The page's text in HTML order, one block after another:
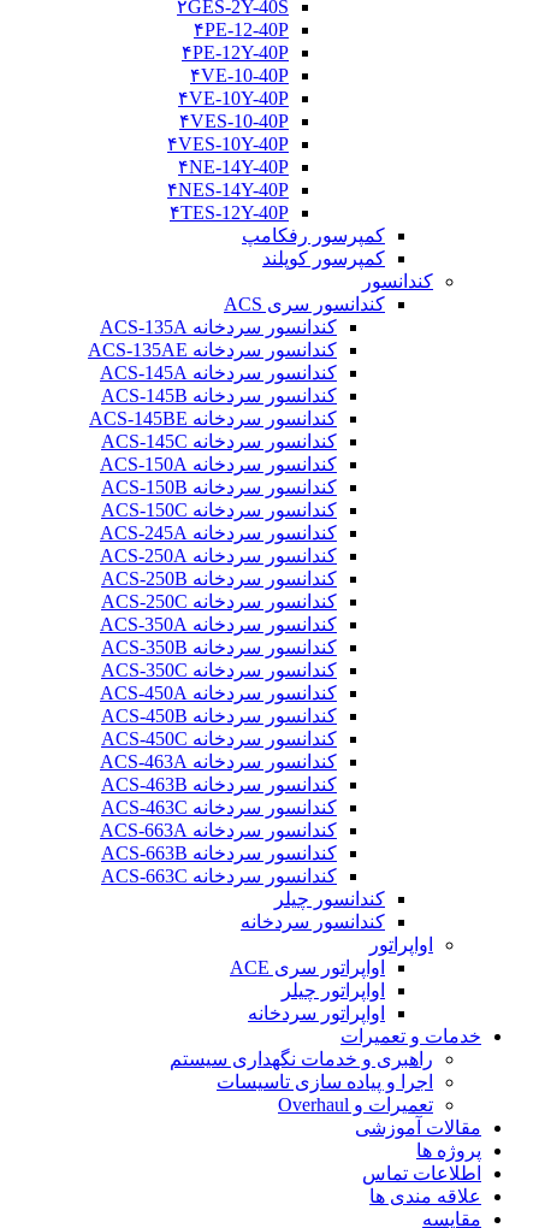
۲GES-2Y-40S
۴PE-12-40P
۴PE-12Y-40P
۴VE-10-40P
۴VE-10Y-40P
۴VES-10-40P
۴VES-10Y-40P
۴NE-14Y-40P
۴NES-14Y-40P
۴TES-12Y-40P
کمپرسور رفکامپ
کمپرسور کوپلند
کندانسور
کندانسور سری ACS
کندانسور سردخانه ACS-135A
کندانسور سردخانه ACS-135AE
کندانسور سردخانه ACS-145A
کندانسور سردخانه ACS-145B
کندانسور سردخانه ACS-145BE
کندانسور سردخانه ACS-145C
کندانسور سردخانه ACS-150A
کندانسور سردخانه ACS-150B
کندانسور سردخانه ACS-150C
کندانسور سردخانه ACS-245A
کندانسور سردخانه ACS-250A
کندانسور سردخانه ACS-250B
کندانسور سردخانه ACS-250C
کندانسور سردخانه ACS-350A
کندانسور سردخانه ACS-350B
کندانسور سردخانه ACS-350C
کندانسور سردخانه ACS-450A
کندانسور سردخانه ACS-450B
کندانسور سردخانه ACS-450C
کندانسور سردخانه ACS-463A
کندانسور سردخانه ACS-463B
کندانسور سردخانه ACS-463C
کندانسور سردخانه ACS-663A
کندانسور سردخانه ACS-663B
کندانسور سردخانه ACS-663C
کندانسور چیلر
کندانسور سردخانه
اواپراتور
اواپراتور سری ACE
اواپراتور چیلر
اواپراتور سردخانه
خدمات و تعمیرات
راهبری و خدمات نگهداری سیستم
اجرا و پیاده سازی تاسیسات
تعمیرات و Overhaul
مقالات آموزشی
پروژه ها
اطلاعات تماس
علاقه مندی ها
مقایسه